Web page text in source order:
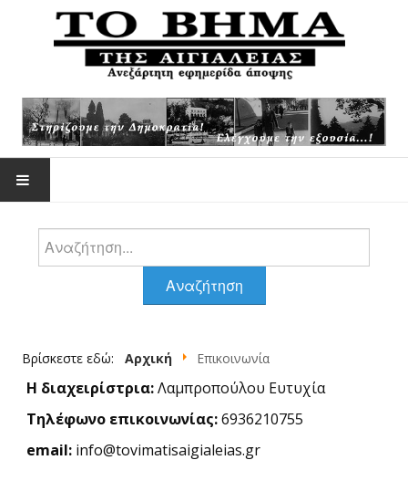
ΕΠΙΚΑΙΡΌΤΗΤΑ
ΆΡΘΡΑ ΖΟΥΡΌΠΟΥΛΟΥ
Ιστορικές
Αναζήτηση
Αναζήτηση
Βρίσκεστε εδώ: Αρχική Επικοινωνία
Η διαχειρίστρια:Λαμπροπούλου Ευτυχία
Τηλέφωνο επικοινωνίας:6936210755
email: info@tovimatisaigialeias.gr